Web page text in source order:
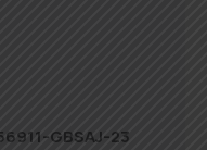
GBSAJ-23